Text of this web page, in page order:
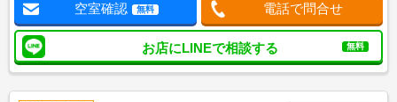
空室確認 無料 電話で問合せ
お店にLINEで相談する 無料